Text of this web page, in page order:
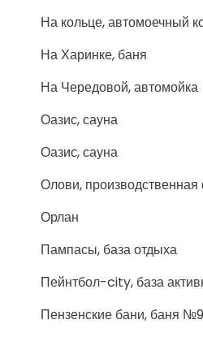
На кольце, автомоечный
На Харинке, баня
На Чередовой, автомойка
Оазис, сауна
Оазис, сауна
Олови,
Орлан
Пампасы, база отдыха
Пейнтбол-city, база
Пензенские бани, баня №9